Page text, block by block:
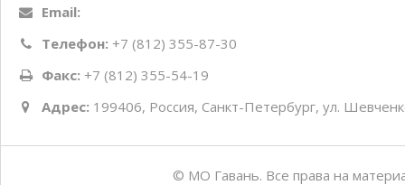
Email:
Телефон: +7 (812) 355-87-30
Факс: +7 (812) 355-54-19
Адрес: 199406, Россия, Санкт-Петербург, ул.
© МО Гавань. Все права на